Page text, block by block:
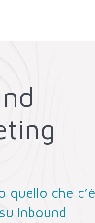
quello che c’è
Inbound